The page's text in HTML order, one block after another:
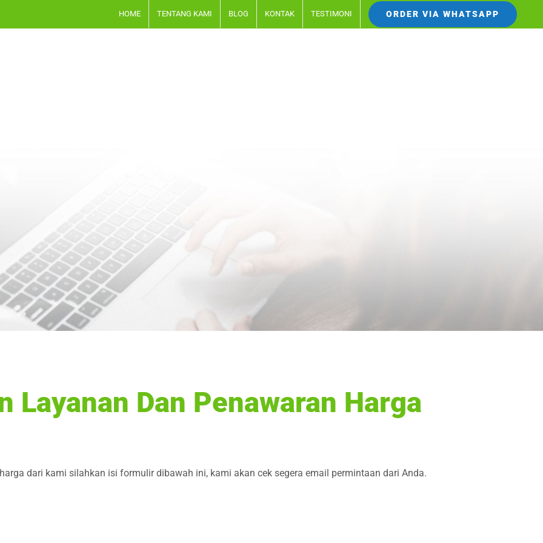
HOME TENTANG KAMI BLOG KONTAK TESTIMONI ORDER VIA WHATSAPP
Layanan Dan Penawaran Harga
dari kami silahkan isi formulir dibawah ini, kami akan cek segera email permintaan dari Anda.